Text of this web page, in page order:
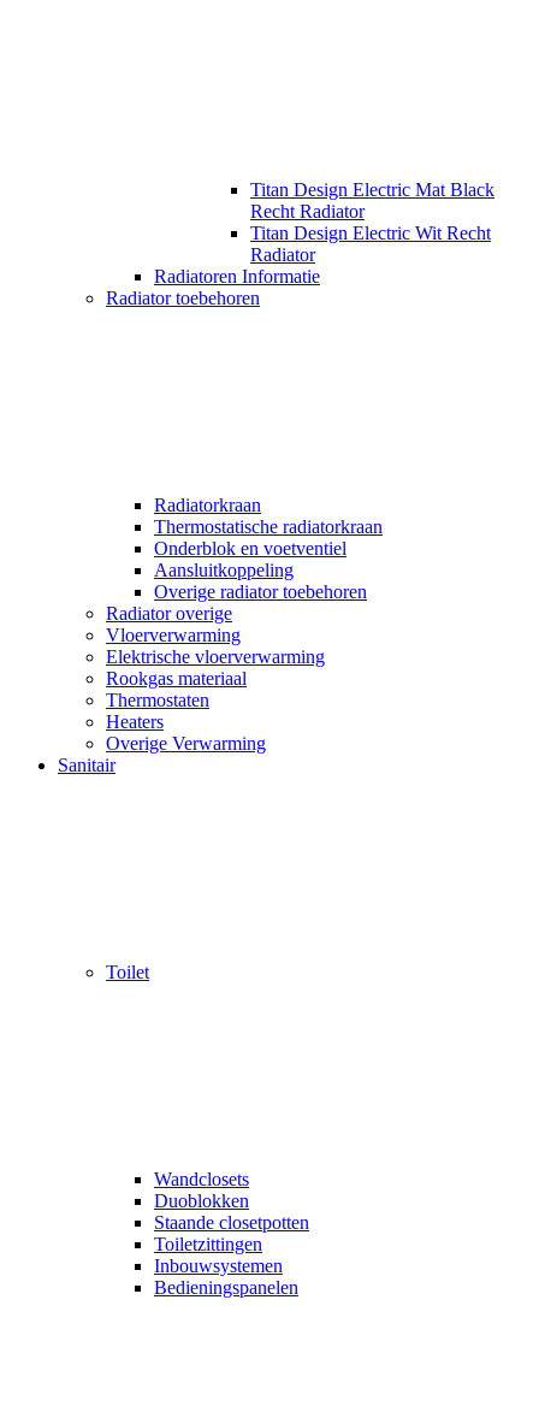
Titan Design Electric Mat Black
Recht Radiator
Titan Design Electric Wit Recht
Radiator
Radiatoren Informatie
Radiator toebehoren
Radiatorkraan
Thermostatische radiatorkraan
Onderblok en voetventiel
Aansluitkoppeling
Overige radiator toebehoren
Radiator overige
Vloerverwarming
Elektrische vloerverwarming
Rookgas materiaal
Thermostaten
Heaters
Overige Verwarming
Sanitair
Toilet
Wandclosets
Duoblokken
Staande closetpotten
Toiletzittingen
Inbouwsystemen
Bedieningspanelen